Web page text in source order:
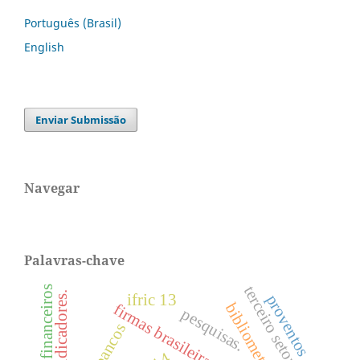
Português (Brasil)
English
Enviar Submissão
Navegar
Palavras-chave
firmas brasileiras.bibliometria.
bancos pesquisas.terceiro setor
ifric 13 proventos